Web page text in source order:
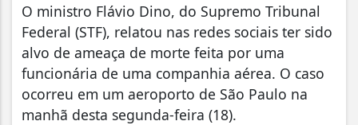
O ministro Flávio Dino, do Supremo Tribunal
Federal (STF), relatou nas redes sociais ter sido
alvo de ameaça de morte feita por uma
funcionária de uma companhia aérea. O caso
ocorreu em um aeroporto de São Paulo na
manhã desta segunda-feira (18).